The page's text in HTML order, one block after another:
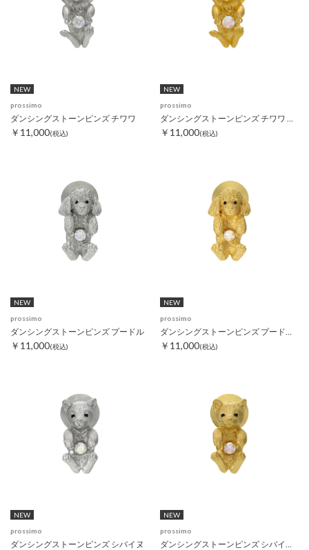
NEW
prossimo
ダンシングストーンピンズ チワワ
￥11,000(税込)
NEW
prossimo
ダンシングストーンピンズ チワワ ゴールド
￥11,000(税込)
NEW
prossimo
ダンシングストーンピンズ プードル
￥11,000(税込)
NEW
prossimo
￥11,000(税込)
NEW
prossimo
ダンシングストーンピンズ シバイヌ
NEW
prossimo
ダンシングストーンピンズ シバイヌ ゴールド